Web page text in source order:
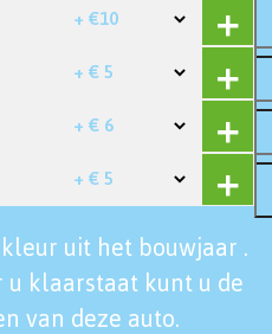
+ €10
+ € 5
+ € 6
+ € 5
uit het bouwjaar .
klaarstaat kunt u de
van deze auto.